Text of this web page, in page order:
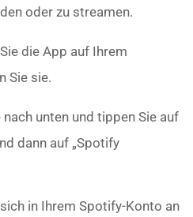
oder zu streamen.
die App auf Ihrem
Sie sie.
nach unten und tippen Sie auf
dann auf „Spotify
in Ihrem Spotify-Konto an